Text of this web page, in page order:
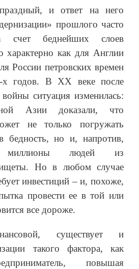
и ответ на него
прошлого часто
счет беднейших слоев
характерно как для Англии
России петровских времен
годов. В ХХ веке после
ситуация изменилась:
Азии доказали, что
не только погружать
бедность, но и, напротив,
миллионы людей из
Но в любом случае
инвестиций – и, похоже,
провести ее в той или
все дороже.
существует и
такого фактора, как
повышая